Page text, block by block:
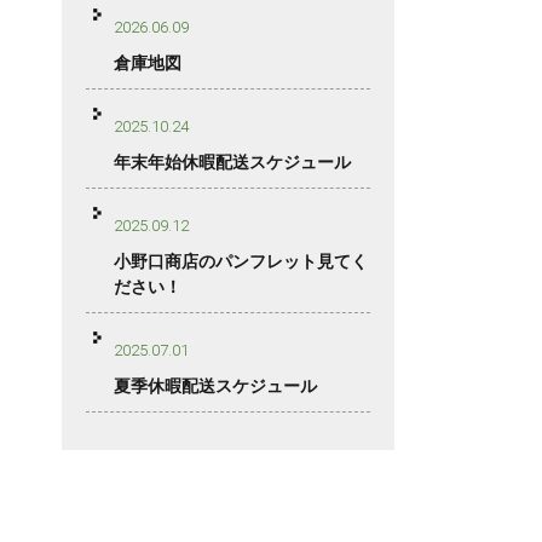
2026.06.09
倉庫地図
2025.10.24
年末年始休暇配送スケジュール
2025.09.12
小野口商店のパンフレット見てく
ださい！
2025.07.01
夏季休暇配送スケジュール